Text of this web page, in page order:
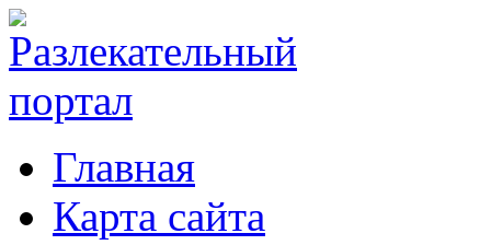
Главная
Карта сайта